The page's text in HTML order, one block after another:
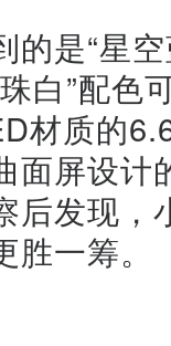
的是“星
白”配色
材质的
面屏设
后发现，
一筹。